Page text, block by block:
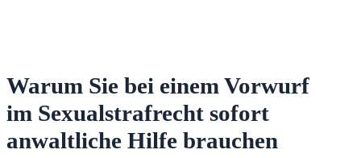
Warum Sie bei einem Vorwurf
im Sexualstrafrecht sofort
anwaltliche Hilfe brauchen